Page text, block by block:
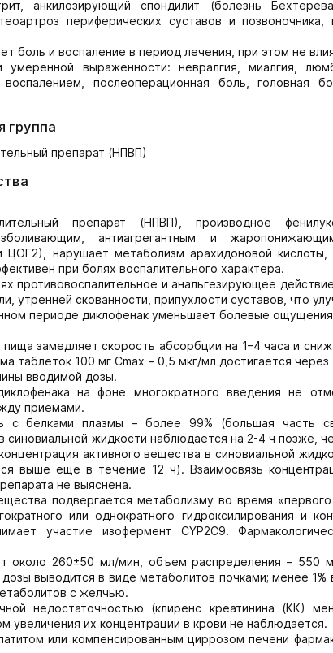
анкилозирующий спондилит (болезнь
периферических суставов и
боль и воспаление в период лечения, при этом не
выраженности: невралгия, миалгия,
послеоперационная боль, головная
группа
препарат (НПВП)
препарат (НПВП), производное
антиагрегантным и
ЦОГ2), нарушает метаболизм арахидоновой кислоты,
при болях воспалительного характера.
противовоспалительное и анальгезирующее
утренней скованности, припухлости суставов, что
периоде диклофенак уменьшает болевые ощущения
замедляет скорость абсорбции на 1–4 часа и
таблеток 100 мг Сmax – 0,5 мкг/мл достигается
вводимой дозы.
на фоне многократного введения не
приемами.
с белками плазмы – более 99% (большая часть
синовиальной жидкости наблюдается на 2-4 ч позже,
активного вещества в синовиальной
выше еще в течение 12 ч). Взаимосвязь
не выяснена.
подвергается метаболизму во время
или однократного гидроксилирования и
участие изофермент CYP2С9.
около 260±50 мл/мин, объем распределения – 550
выводится в виде метаболитов почками; менее
с желчью.
недостаточностью (клиренс креатинина (КК)
увеличения их концентрации в крови не наблюдается.
или компенсированным циррозом печени